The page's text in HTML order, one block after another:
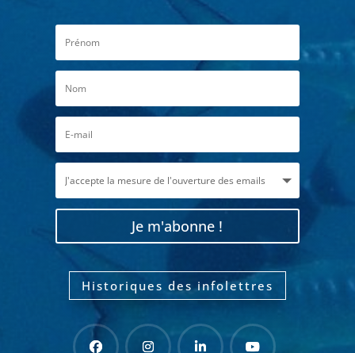
Je m'abonne !
Historiques des infolettres